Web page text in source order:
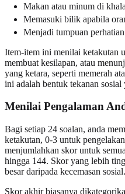
Makan atau minum di
Memasuki bilik apabila
Menjadi tumpuan
Item-item ini menilai ketakutan
membuat kesilapan, atau
yang ketara, seperti memerah
ini adalah bentuk tekanan sosial
Menilai Pengalaman
Bagi setiap 24 soalan, anda
ketakutan, 0-3 untuk
menjumlahkan skor untuk
hingga 144. Skor yang lebih
besar daripada kecemasan sosial.
Skor akhir biasanya